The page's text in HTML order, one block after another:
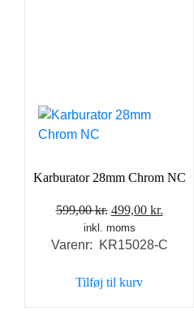
Karburator 28mm Chrom NC
599,00kr. Den
oprindelige
pris
599,00 kr..
499,00 kr.
pris
inkl. moms
Varenr: KR15028-C
Tilføj til kurv